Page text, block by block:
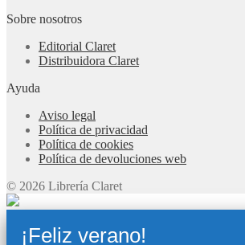
Sobre nosotros
Editorial Claret
Distribuidora Claret
Ayuda
Aviso legal
Política de privacidad
Política de cookies
Política de devoluciones web
© 2026 Librería Claret
¡Feliz verano!